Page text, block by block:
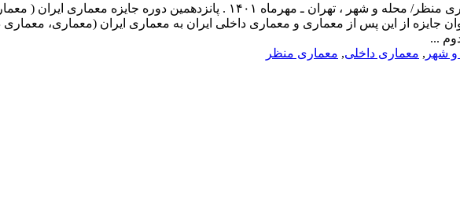
پانزدهمین جایزه معماری ایران . معماری / معماری داخلی/ معماری منظر/ محله و شهر ،
برگزار می گردد. توجه: عنوان جایزه از این پس از معماری و معماری داخلی ایران به معماری ایران
...
شهر , معماری داخلی, معماری منظر